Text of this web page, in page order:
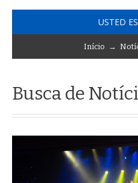
USTED
Início→
Busca de